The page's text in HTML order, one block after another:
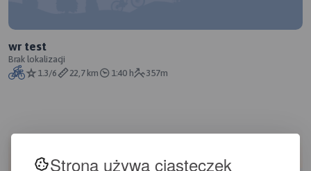
Strona używa ciasteczek
wr test
Brak lokalizacji
1.3/6
22,7 km 1:40 h 357m